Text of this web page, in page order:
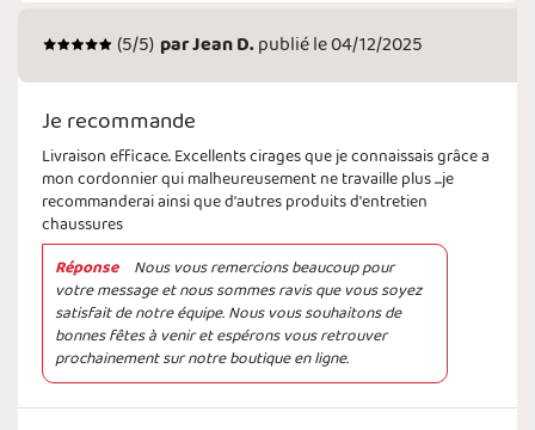
parJean D.publié le 04/12/2025
(5/5)
Je recommande
Livraison efficace. Excellents cirages que je connaissais grâce a
mon cordonnier qui malheureusement ne travaille plus ...je
recommanderai ainsi que d'autres produits d'entretien
chaussures
Réponse Nous vous remercions beaucoup pour
votre message et nous sommes ravis que vous soyez
satisfait de notre équipe. Nous vous souhaitons de
bonnes fêtes à venir et espérons vous retrouver
prochainement sur notre boutique en ligne.